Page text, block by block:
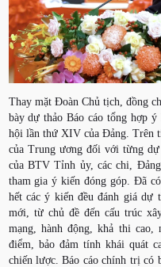
Thay mặt Đoàn Chủ tịch, đồng
bày dự thảo Báo cáo tổng hợp
hội lần thứ XIV của Đảng. Trên
của Trung ương đối với từng
của BTV Tỉnh ủy, các chi,
tham gia ý kiến đóng góp. Đã
hết các ý kiến đều đánh giá dự
mới, từ chủ đề đến cấu trúc
mạng, hành động, khả thi
điểm, bảo đảm tính khái quát
chiến lược. Báo cáo chính trị có